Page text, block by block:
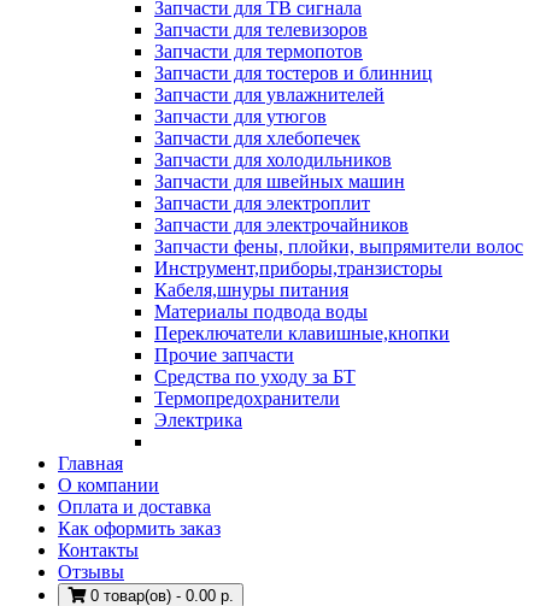
Запчасти для ТВ сигнала
Запчасти для телевизоров
Запчасти для термопотов
Запчасти для тостеров и блинниц
Запчасти для увлажнителей
Запчасти для утюгов
Запчасти для хлебопечек
Запчасти для холодильников
Запчасти для швейных машин
Запчасти для электроплит
Запчасти для электрочайников
Запчасти фены, плойки, выпрямители волос
Инструмент,приборы,транзисторы
Кабеля,шнуры питания
Материалы подвода воды
Переключатели клавишные,кнопки
Прочие запчасти
Средства по уходу за БТ
Термопредохранители
Электрика
Главная
О компании
Оплата и доставка
Как оформить заказ
Контакты
Отзывы
0 товар(ов) - 0.00 р.